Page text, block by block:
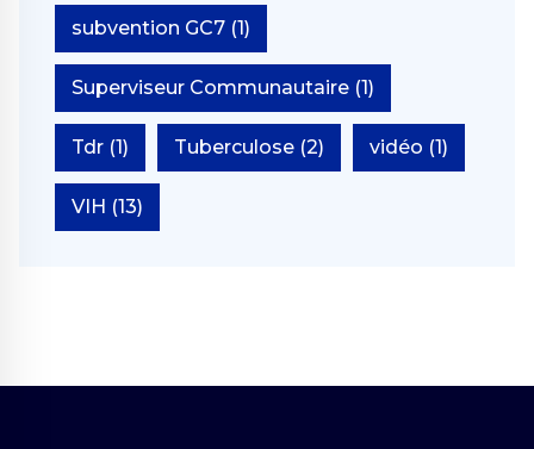
subvention GC7 (1)
Superviseur Communautaire (1)
Tdr (1) Tuberculose (2) vidéo (1)
VIH (13)